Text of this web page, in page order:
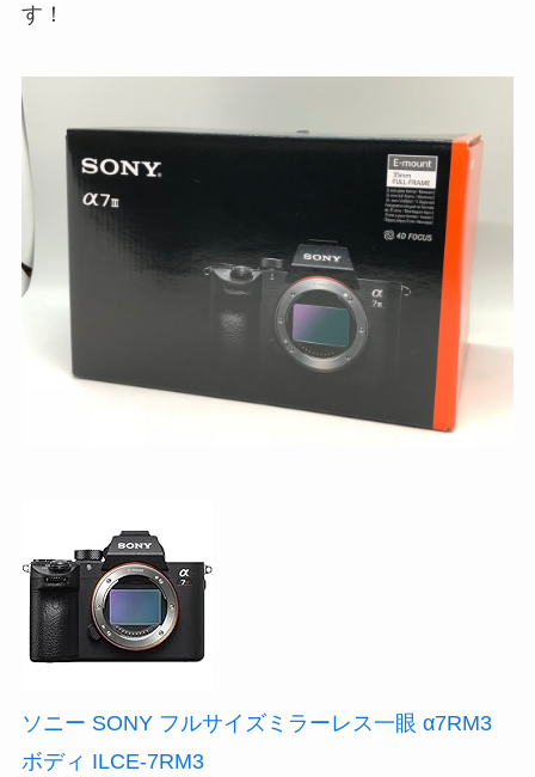
す！
ソニー SONY フルサイズミラーレス一眼 α7RM3
ボディ ILCE-7RM3